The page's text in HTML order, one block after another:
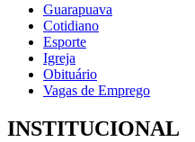
Guarapuava
Cotidiano
Esporte
Igreja
Obituário
Vagas de Emprego
INSTITUCIONAL